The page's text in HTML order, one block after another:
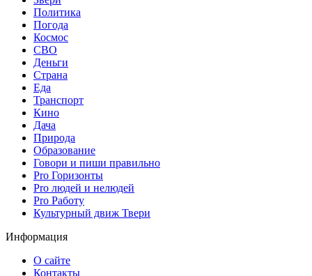
Политика
Погода
Космос
СВО
Деньги
Страна
Еда
Транспорт
Кино
Дача
Природа
Образование
Говори и пиши правильно
Pro Горизонты
Pro людей и нелюдей
Pro Работу
Культурный движ Твери
Информация
О сайте
Контакты